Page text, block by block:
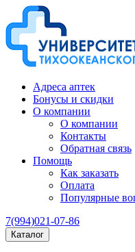
Адреса аптек
Бонусы и скидки
О компании
О компании
Контакты
Обратная связь
Помощь
Как заказать
Оплата
Популярные
7(994)021-07-86
Каталог